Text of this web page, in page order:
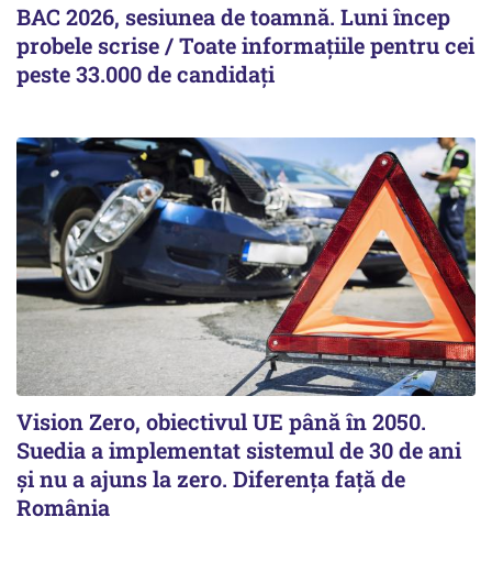
BAC 2026, sesiunea de toamnă. Luni încep
probele scrise / Toate informațiile pentru cei
peste 33.000 de candidați
Vision Zero, obiectivul UE până în 2050.
Suedia a implementat sistemul de 30 de ani
şi nu a ajuns la zero. Diferenţa faţă de
România